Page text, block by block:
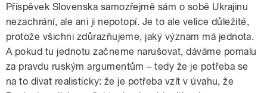
Příspěvek Slovenska samozřejmě sám o sobě Ukrajinu
nezachrání, ale ani ji nepotopí. Je to ale velice důležité,
protože všichni zdůrazňujeme, jaký význam má jednota.
A pokud tu jednotu začneme narušovat, dáváme pomalu
za pravdu ruským argumentům – tedy že je potřeba se
na to dívat realisticky: že je potřeba vzít v úvahu, že